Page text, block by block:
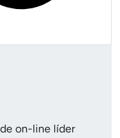
on-line líder